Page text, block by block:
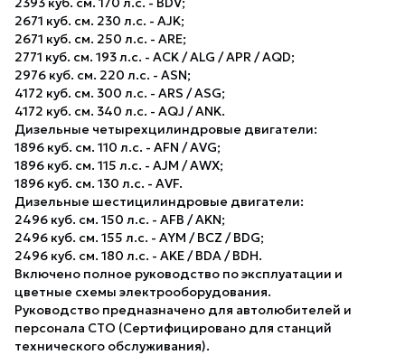
2671 куб. см. 230 л.с. - AJK;
2671 куб. см. 250 л.с. - ARE;
2771 куб. см. 193 л.с. - ACK / ALG / APR / AQD;
2976 куб. см. 220 л.с. - ASN;
4172 куб. см. 300 л.с. - ARS / ASG;
4172 куб. см. 340 л.с. - AQJ / ANK.
Дизельные четырехцилиндровые двигатели:
1896 куб. см. 110 л.с. - AFN / AVG;
1896 куб. см. 115 л.с. - AJM / AWX;
1896 куб. см. 130 л.с. - AVF.
Дизельные шестицилиндровые двигатели:
2496 куб. см. 150 л.с. - AFB / AKN;
2496 куб. см. 155 л.с. - AYM / BCZ / BDG;
2496 куб. см. 180 л.с. - AKE / BDA / BDH.
Включено полное руководство по эксплуатации и
цветные схемы электрооборудования.
Руководство предназначено для автолюбителей и
персонала СТО (Сертифицировано для станций
технического обслуживания).